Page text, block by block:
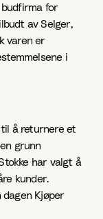
for
av Selger,
varen er
i
å returnere et
grunn
har valgt å
kunder.
Kjøper